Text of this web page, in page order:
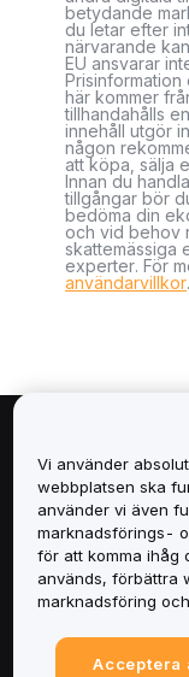
betydande
du letar efter
närvarande
EU ansvarar
här kommer
tillhandahålls
innehåll utgör
någon
att köpa, sälja
Innan du
tillgångar bör
bedöma din
och vid behov
skattemässiga
experter. För
användarvillkor.
Tjänster
Support
Vi använder
webbplatsen ska
använder vi även
marknadsförings-
för att komma ihåg
används, förbättra
marknadsföring
Acceptera